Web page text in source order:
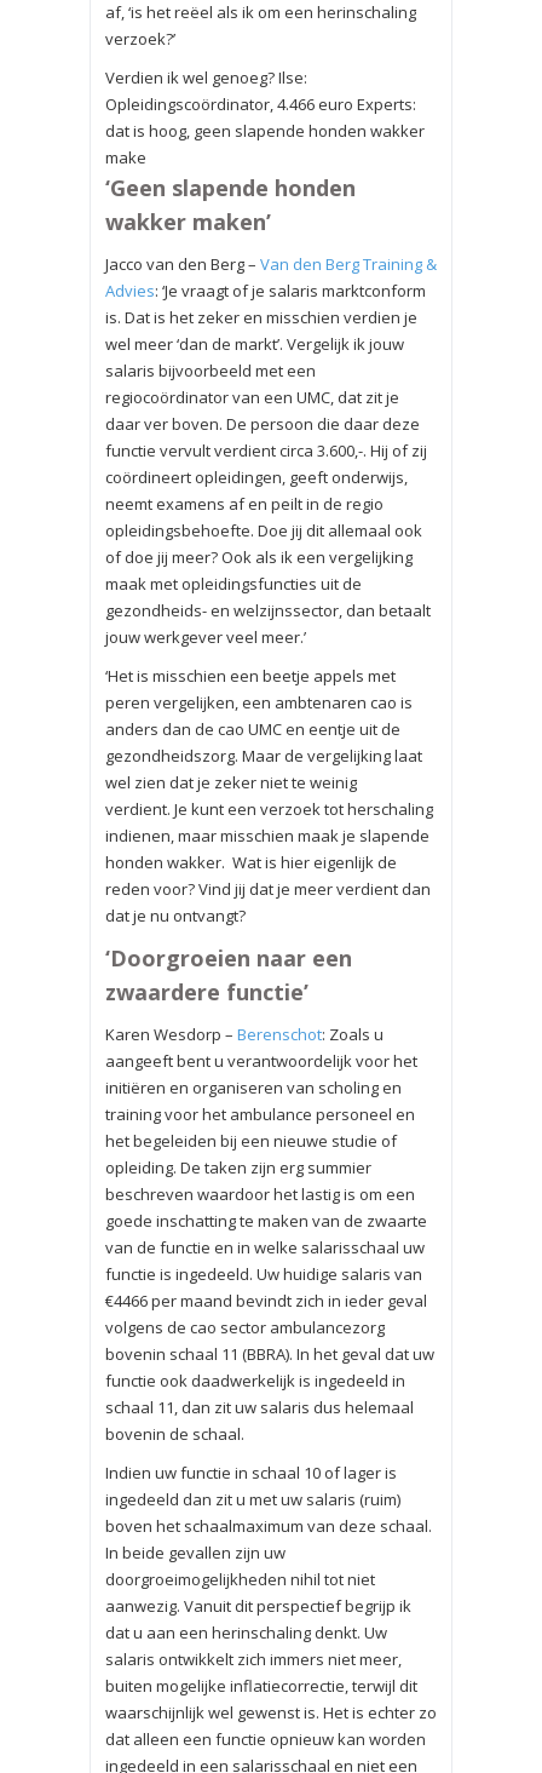
af, ‘is het reëel als ik om een herinschaling
verzoek?’
Verdien ik wel genoeg? Ilse:
Opleidingscoördinator, 4.466 euro Experts:
dat is hoog, geen slapende honden wakker
make
‘Geen slapende honden
wakker maken’
Jacco van den Berg – Van den Berg Training &
Advies: ‘Je vraagt of je salaris marktconform
is. Dat is het zeker en misschien verdien je
wel meer ‘dan de markt’. Vergelijk ik jouw
salaris bijvoorbeeld met een
regiocoördinator van een UMC, dat zit je
daar ver boven. De persoon die daar deze
functie vervult verdient circa 3.600,-. Hij of zij
coördineert opleidingen, geeft onderwijs,
neemt examens af en peilt in de regio
opleidingsbehoefte. Doe jij dit allemaal ook
of doe jij meer? Ook als ik een vergelijking
maak met opleidingsfuncties uit de
gezondheids- en welzijnssector, dan betaalt
jouw werkgever veel meer.’
‘Het is misschien een beetje appels met
peren vergelijken, een ambtenaren cao is
anders dan de cao UMC en eentje uit de
gezondheidszorg. Maar de vergelijking laat
wel zien dat je zeker niet te weinig
verdient. Je kunt een verzoek tot herschaling
indienen, maar misschien maak je slapende
honden wakker. Wat is hier eigenlijk de
reden voor? Vind jij dat je meer verdient dan
dat je nu ontvangt?
‘Doorgroeien naar een
zwaardere functie’
Karen Wesdorp – Berenschot: Zoals u
aangeeft bent u verantwoordelijk voor het
initiëren en organiseren van scholing en
training voor het ambulance personeel en
het begeleiden bij een nieuwe studie of
opleiding. De taken zijn erg summier
beschreven waardoor het lastig is om een
goede inschatting te maken van de zwaarte
van de functie en in welke salarisschaal uw
functie is ingedeeld. Uw huidige salaris van
€4466 per maand bevindt zich in ieder geval
volgens de cao sector ambulancezorg
bovenin schaal 11 (BBRA). In het geval dat uw
functie ook daadwerkelijk is ingedeeld in
schaal 11, dan zit uw salaris dus helemaal
bovenin de schaal.
Indien uw functie in schaal 10 of lager is
ingedeeld dan zit u met uw salaris (ruim)
boven het schaalmaximum van deze schaal.
In beide gevallen zijn uw
doorgroeimogelijkheden nihil tot niet
aanwezig. Vanuit dit perspectief begrijp ik
dat u aan een herinschaling denkt. Uw
salaris ontwikkelt zich immers niet meer,
buiten mogelijke inflatiecorrectie, terwijl dit
waarschijnlijk wel gewenst is. Het is echter zo
dat alleen een functie opnieuw kan worden
ingedeeld in een salarisschaal en niet een